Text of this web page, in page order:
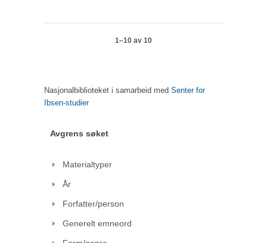
1–10 av 10
Nasjonalbiblioteket i samarbeid med Senter for
Ibsen-studier
Avgrens søket
Materialtyper
År
Forfatter/person
Generelt emneord